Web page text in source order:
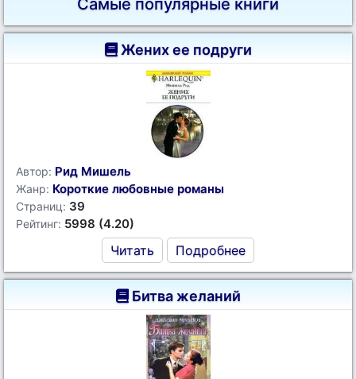
Самые популярные книги
Жених ее подруги
Автор: Рид Мишель
Жанр: Короткие любовные романы
Страниц: 39
Рейтинг: 5998 (4.20)
Читать Подробнее
Битва желаний